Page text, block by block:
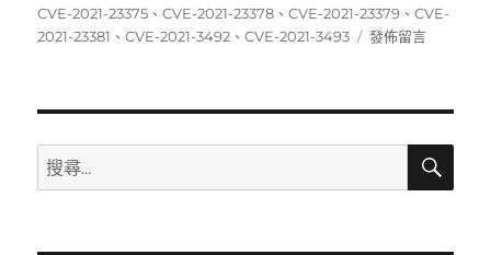
日
期:
CVE-2021-23375 、CVE-2021-23378 、CVE-2021-23379 、CVE-
2021-23381 、CVE-2021-3492 、CVE-2021-3493
在
點
脅
發佈留言
搜
尋
鍵
搜